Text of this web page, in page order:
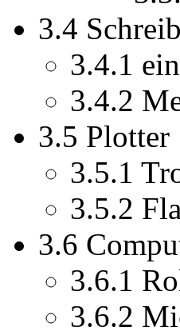
3.4
3.4.1
3.4.2
3.5 Plotter
3.5.1
3.5.2
3.6
3.6.1
3.6.2